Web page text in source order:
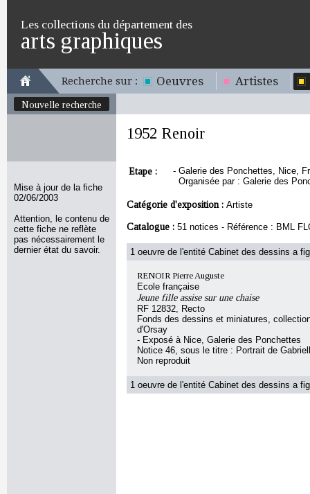
Les collections du département des
arts graphiques
Recherche sur : Oeuvres Artistes
Nouvelle recherche
Mise à jour de la fiche
02/06/2003
Attention, le contenu de
cette fiche ne reflète
pas nécessairement le
dernier état du savoir.
1952 Renoir
Etape : - Galerie des Ponchettes, Nice,
Organisée par : Galerie des
Catégorie d'exposition : Artiste
Catalogue : 51 notices - Référence : BML
1 oeuvre de l'entité Cabinet des dessins a
RENOIR Pierre Auguste
Ecole française
Jeune fille assise sur une chaise
RF 12832, Recto
Fonds des dessins et miniatures,
d'Orsay
- Exposé à Nice, Galerie des Ponchettes
Notice 46, sous le titre : Portrait de
Non reproduit
1 oeuvre de l'entité Cabinet des dessins a